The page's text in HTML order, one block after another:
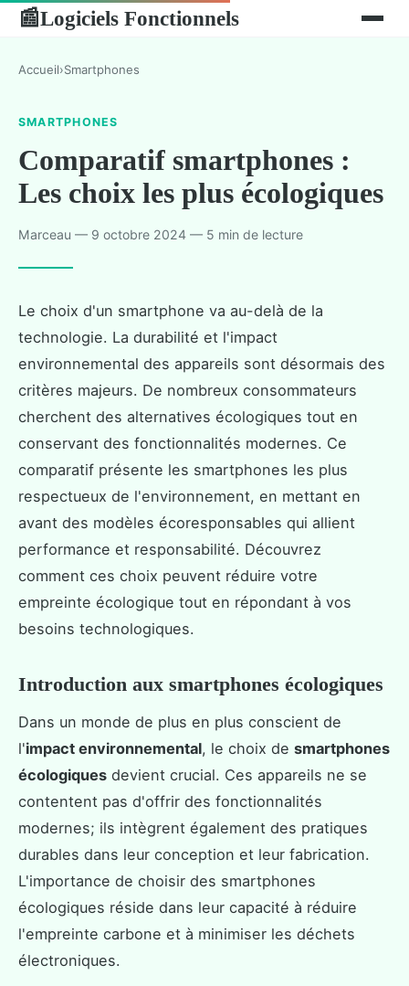
📰Logiciels Fonctionnels
Accueil›Smartphones
SMARTPHONES
Comparatif smartphones :
Les choix les plus écologiques
Marceau — 9 octobre 2024 — 5 min de lecture
Le choix d'un smartphone va au-delà de la
technologie. La durabilité et l'impact
environnemental des appareils sont désormais des
critères majeurs. De nombreux consommateurs
cherchent des alternatives écologiques tout en
conservant des fonctionnalités modernes. Ce
comparatif présente les smartphones les plus
respectueux de l'environnement, en mettant en
avant des modèles écoresponsables qui allient
performance et responsabilité. Découvrez
comment ces choix peuvent réduire votre
empreinte écologique tout en répondant à vos
besoins technologiques.
Introduction aux smartphones écologiques
Dans un monde de plus en plus conscient de
l'impact environnemental, le choix de smartphones
écologiques devient crucial. Ces appareils ne se
contentent pas d'offrir des fonctionnalités
modernes; ils intègrent également des pratiques
durables dans leur conception et leur fabrication.
L'importance de choisir des smartphones
écologiques réside dans leur capacité à réduire
l'empreinte carbone et à minimiser les déchets
électroniques.